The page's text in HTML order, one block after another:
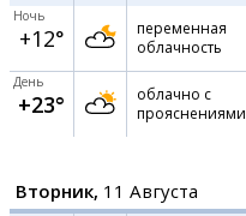
Ночь
+12°
переменная
облачность
День
+23°
облачно с
прояснениями
Вторник, 11 Августа